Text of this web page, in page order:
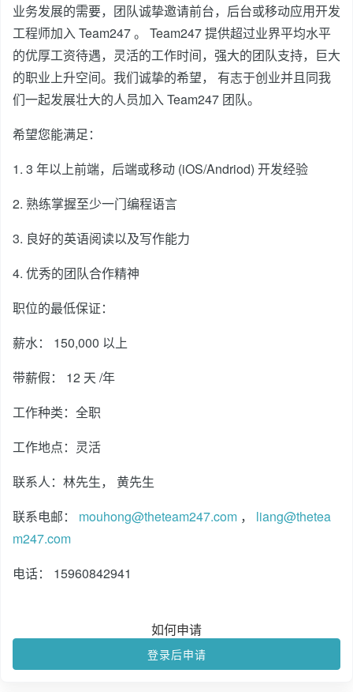
业务发展的需要，团队诚挚邀请前台，后台或移动应用开发
工程师加入 Team247 。 Team247 提供超过业界平均水平
的优厚工资待遇，灵活的工作时间，强大的团队支持，巨大
的职业上升空间。我们诚挚的希望， 有志于创业并且同我
们一起发展壮大的人员加入 Team247 团队。
希望您能满足：
1. 3 年以上前端，后端或移动 (iOS/Andriod) 开发经验
2. 熟练掌握至少一门编程语言
3. 良好的英语阅读以及写作能力
4. 优秀的团队合作精神
职位的最低保证：
薪水： 150,000 以上
带薪假： 12 天 /年
工作种类：全职
工作地点：灵活
联系人：林先生， 黄先生
联系电邮： mouhong@theteam247.com ， liang@thetea
m247.com
电话： 15960842941
如何申请
登录后申请